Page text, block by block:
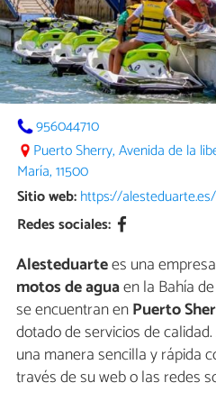
956044710
Puerto Sherry, Avenida de la
María, 11500
Sitio web:https://alesteduarte.es/
Redes sociales:
Alesteduartees una
motos de aguaen la Bahía
se encuentran enPuerto
dotado de servicios de
una manera sencilla y rápida
través de su web o las redes